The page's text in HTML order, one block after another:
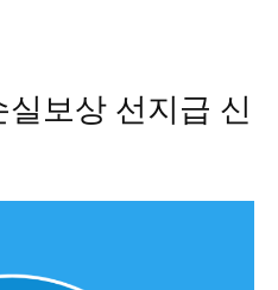
보상 선지급 신